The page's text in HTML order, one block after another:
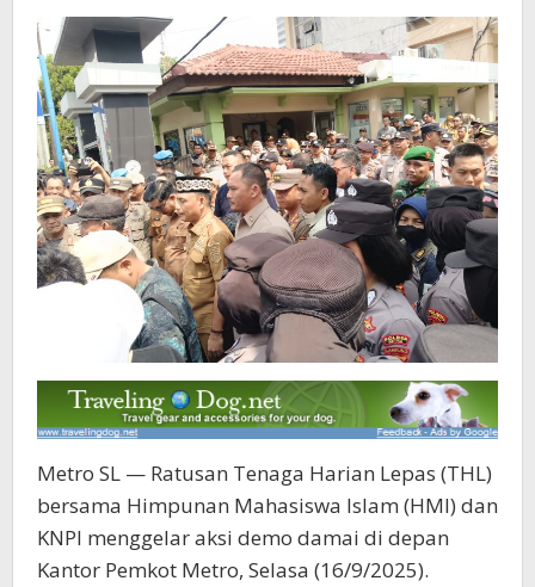
Pemkot
Metro
Metro SL — Ratusan Tenaga Harian Lepas (THL)
bersama Himpunan Mahasiswa Islam (HMI) dan
KNPI menggelar aksi demo damai di depan
Kantor Pemkot Metro, Selasa (16/9/2025).